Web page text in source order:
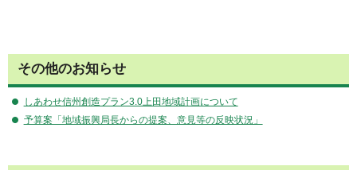
その他のお知らせ
しあわせ信州創造プラン3.0上田地域計画について
予算案「地域振興局長からの提案、意見等の反映状況」